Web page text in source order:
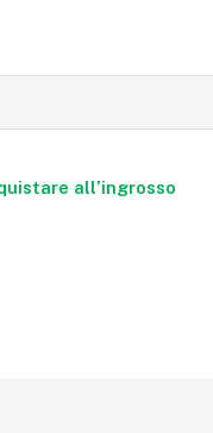
all’ingrosso